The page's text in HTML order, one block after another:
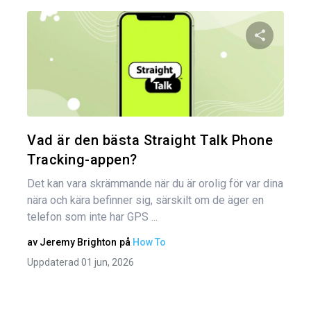
Vad är den bästa Straight Talk Phone
Tracking-appen?
Det kan vara skrämmande när du är orolig för var dina
nära och kära befinner sig, särskilt om de äger en
telefon som inte har GPS ...
av Jeremy Brighton på How To
Uppdaterad 01 jun, 2026